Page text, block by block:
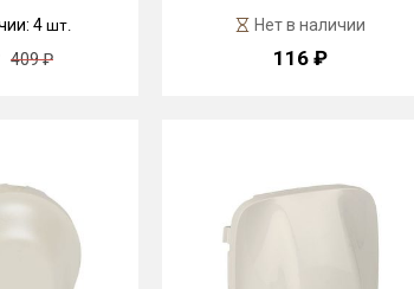
4шт.
409 ₽
Нет в наличии
116 ₽